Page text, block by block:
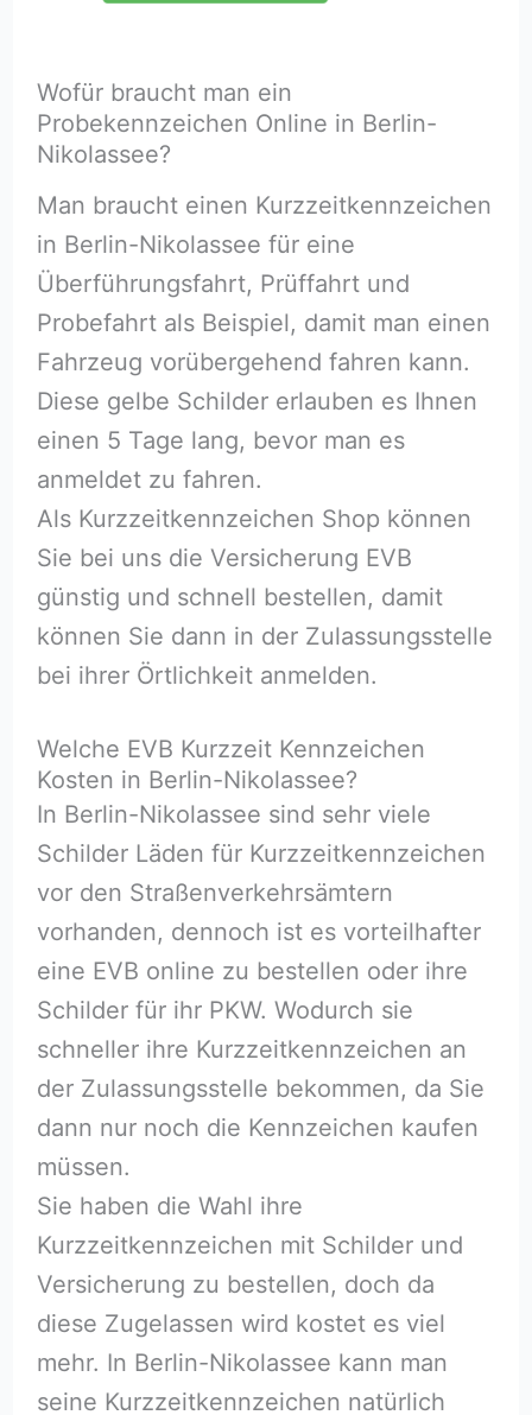
Wofür braucht man ein
Probekennzeichen Online in Berlin-
Nikolassee?
Man braucht einen Kurzzeitkennzeichen
in Berlin-Nikolassee für eine
Überführungsfahrt, Prüffahrt und
Probefahrt als Beispiel, damit man einen
Fahrzeug vorübergehend fahren kann.
Diese gelbe Schilder erlauben es Ihnen
einen 5 Tage lang, bevor man es
anmeldet zu fahren.
Als Kurzzeitkennzeichen Shop können
Sie bei uns die Versicherung EVB
günstig und schnell bestellen, damit
können Sie dann in der Zulassungsstelle
bei ihrer Örtlichkeit anmelden.
Welche EVB Kurzzeit Kennzeichen
Kosten in Berlin-Nikolassee?
In Berlin-Nikolassee sind sehr viele
Schilder Läden für Kurzzeitkennzeichen
vor den Straßenverkehrsämtern
vorhanden, dennoch ist es vorteilhafter
eine EVB online zu bestellen oder ihre
Schilder für ihr PKW. Wodurch sie
schneller ihre Kurzzeitkennzeichen an
der Zulassungsstelle bekommen, da Sie
dann nur noch die Kennzeichen kaufen
müssen.
Sie haben die Wahl ihre
Kurzzeitkennzeichen mit Schilder und
Versicherung zu bestellen, doch da
diese Zugelassen wird kostet es viel
mehr. In Berlin-Nikolassee kann man
seine Kurzzeitkennzeichen natürlich